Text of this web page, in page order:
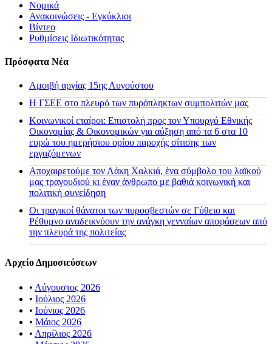
Νομικά
Ανακοινώσεις - Εγκύκλιοι
Βίντεο
Ρυθμίσεις Ιδιωτικότητας
Πρόσφατα Νέα
Αμοιβή αργίας 15ης Αυγούστου
H ΓΣΕΕ στο πλευρό των πυρόπληκτων συμπολιτών μας
Κοινωνικοί εταίροι: Επιστολή προς τον Υπουργό Εθνικής
Οικονομίας & Οικονομικών για αύξηση από τα 6 στα 10
ευρώ του ημερήσιου ορίου παροχής σίτισης των
εργαζόμενων
Αποχαιρετούμε τον Λάκη Χαλκιά, ένα σύμβολο του λαϊκού
μας τραγουδιού κι έναν άνθρωπο με βαθιά κοινωνική και
πολιτική συνείδηση
Οι τραγικοί θάνατοι των πυροσβεστών σε Γύθειο και
Ρέθυμνο αναδεικνύουν την ανάγκη γενναίων αποφάσεων από
την πλευρά της πολιτείας
Αρχείο Δημοσιεύσεων
• Αύγουστος 2026
• Ιούλιος 2026
• Ιούνιος 2026
• Μάιος 2026
• Απρίλιος 2026